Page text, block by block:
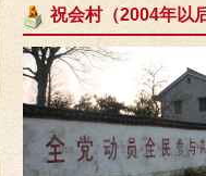
祝会村（2004年以